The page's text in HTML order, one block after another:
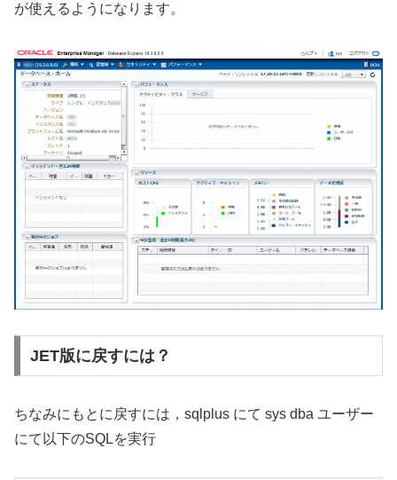
が使えるようになります。
JET版に戻すには？
ちなみにもとに戻すには，sqlplus にて sys dba ユーザー
にて以下のSQLを実行